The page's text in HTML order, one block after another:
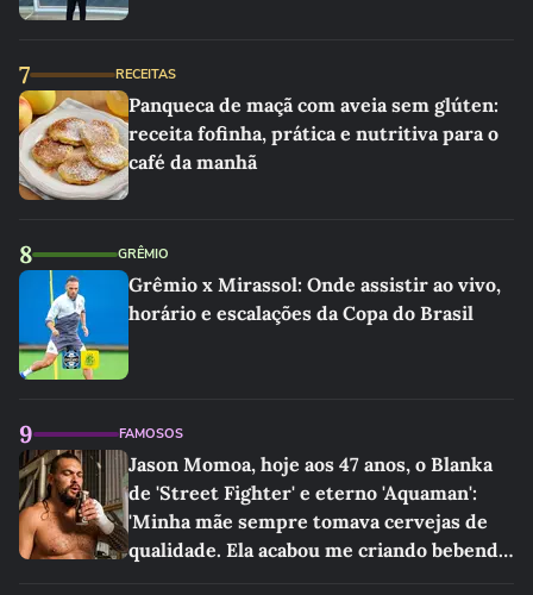
7 RECEITAS
Panqueca de maçã com aveia sem glúten:
receita fofinha, prática e nutritiva para o
café da manhã
8 GRÊMIO
Grêmio x Mirassol: Onde assistir ao vivo,
horário e escalações da Copa do Brasil
9 FAMOSOS
Jason Momoa, hoje aos 47 anos, o Blanka
de 'Street Fighter' e eterno 'Aquaman':
'Minha mãe sempre tomava cervejas de
qualidade. Ela acabou me criando bebendo